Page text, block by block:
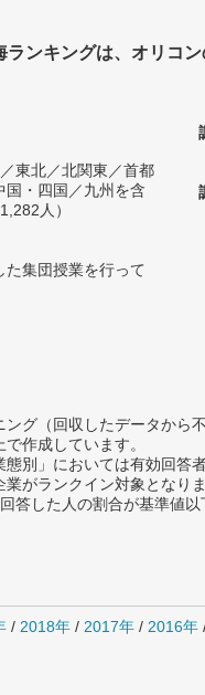
ランキングは、オリコ
東北／北関東／首都
国・四国／九州を含
人）
集団授業を行って
グ（回収したデータから
作成しています。
別」においては有効回答
がランクイン対象となりま
した人の割合が基準値以
/ 2018年 / 2017年 / 2016年